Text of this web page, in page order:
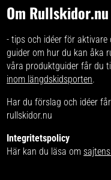
Om Rullskidor.nu
- tips och idéer för
guider om hur du kan åka
våra produktguider får du
inom längdskidsporten.
Har du förslag och idéer
rullskidor.nu
Integritetspolicy
Här kan du läsa om